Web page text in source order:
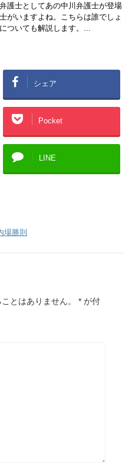
護士としてあの中川弁護士が登場
がいますよね。こちらは誰でしょ
ついても解説します。...
シェア
Pocket
LINE
場勝則
とはありません。 * が付